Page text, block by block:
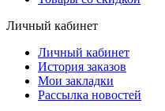
Личный кабинет
Личный кабинет
История заказов
Мои закладки
Рассылка новостей